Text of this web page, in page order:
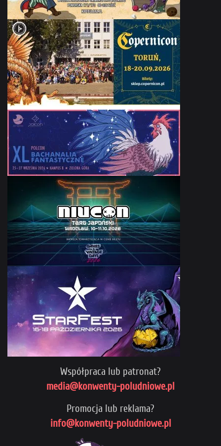
Współpraca lub patronat?
media@konwenty-poludniowe.pl
Promocja lub reklama?
info@konwenty-poludniowe.pl